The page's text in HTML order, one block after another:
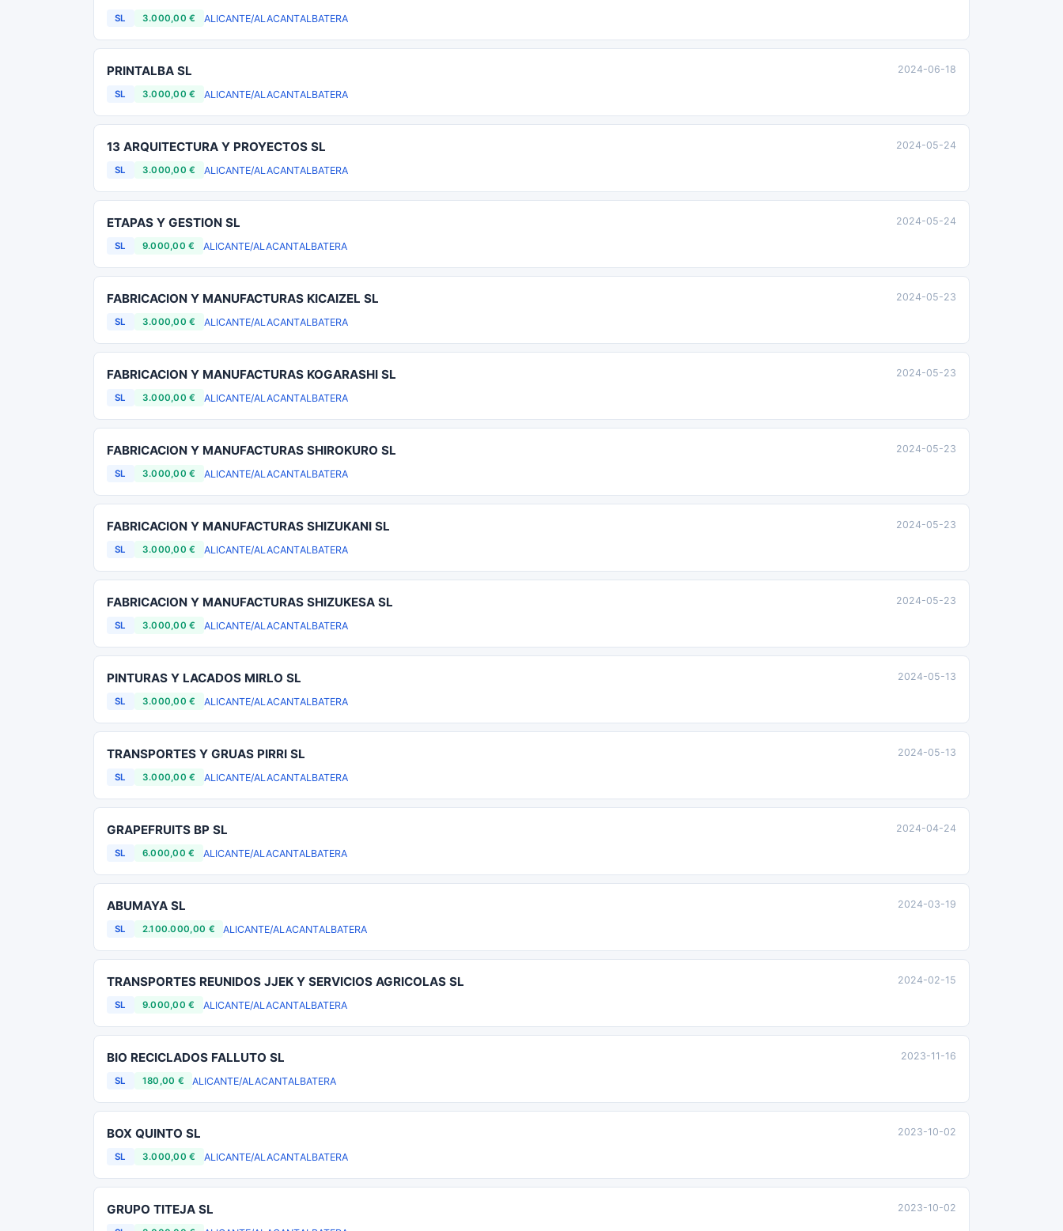
SL 3.000,00 € ALICANTE/ALACANTALBATERA
PRINTALBA SL
SL 3.000,00 € ALICANTE/ALACANTALBATERA
2024-06-18
13 ARQUITECTURA Y PROYECTOS SL
SL 3.000,00 € ALICANTE/ALACANTALBATERA
2024-05-24
ETAPAS Y GESTION SL
SL 9.000,00 € ALICANTE/ALACANTALBATERA
2024-05-24
FABRICACION Y MANUFACTURAS KICAIZEL SL
SL 3.000,00 € ALICANTE/ALACANTALBATERA
2024-05-23
FABRICACION Y MANUFACTURAS KOGARASHI SL
SL 3.000,00 € ALICANTE/ALACANTALBATERA
2024-05-23
FABRICACION Y MANUFACTURAS SHIROKURO SL
SL 3.000,00 € ALICANTE/ALACANTALBATERA
2024-05-23
FABRICACION Y MANUFACTURAS SHIZUKANI SL
SL 3.000,00 € ALICANTE/ALACANTALBATERA
2024-05-23
FABRICACION Y MANUFACTURAS SHIZUKESA SL
SL 3.000,00 € ALICANTE/ALACANTALBATERA
2024-05-23
PINTURAS Y LACADOS MIRLO SL
SL 3.000,00 € ALICANTE/ALACANTALBATERA
2024-05-13
TRANSPORTES Y GRUAS PIRRI SL
SL 3.000,00 € ALICANTE/ALACANTALBATERA
2024-05-13
GRAPEFRUITS BP SL
SL 6.000,00 € ALICANTE/ALACANTALBATERA
2024-04-24
ABUMAYA SL
SL 2.100.000,00 € ALICANTE/ALACANTALBATERA
2024-03-19
TRANSPORTES REUNIDOS JJEK Y SERVICIOS AGRICOLAS SL
SL 9.000,00 € ALICANTE/ALACANTALBATERA
2024-02-15
BIO RECICLADOS FALLUTO SL
SL 180,00 € ALICANTE/ALACANTALBATERA
2023-11-16
BOX QUINTO SL
SL 3.000,00 € ALICANTE/ALACANTALBATERA
2023-10-02
GRUPO TITEJA SL 2023-10-02